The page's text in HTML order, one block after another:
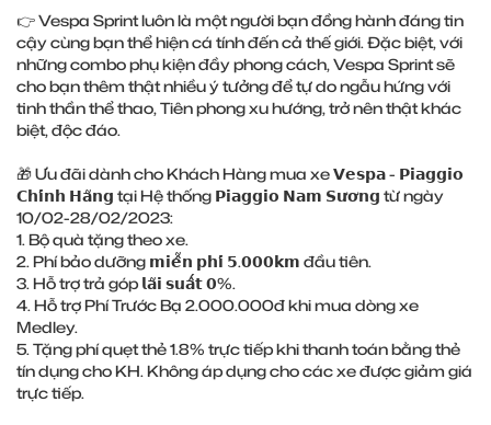
👉 Vespa Sprint luôn là một người bạn đồng hành đáng tin
cậy cùng bạn thể hiện cá tính đến cả thế giới. Đặc biệt, với
những combo phụ kiện đầy phong cách, Vespa Sprint sẽ
cho bạn thêm thật nhiều ý tưởng để tự do ngẫu hứng với
tinh thần thể thao, Tiên phong xu hướng, trở nên thật khác
biệt, độc đáo.
🎁 Ưu đãi dành cho Khách Hàng mua xe 𝗩𝗲𝘀𝗽𝗮 - 𝗣𝗶𝗮𝗴𝗴𝗶𝗼
𝗖𝗵𝗶́𝗻𝗵 𝗛𝗮̃𝗻𝗴 tại Hệ thống 𝗣𝗶𝗮𝗴𝗴𝗶𝗼 𝗡𝗮𝗺 𝗦𝘂̛𝗼̛𝗻𝗴 từ ngày
10/02-28/02/2023:
1. Bộ quà tặng theo xe.
2. Phí bảo dưỡng 𝗺𝗶𝗲̂̃𝗻 𝗽𝗵𝗶́ 𝟱.𝟬𝟬𝟬𝗸𝗺 đầu tiên.
3. Hỗ trợ trả góp 𝗹𝗮̃𝗶 𝘀𝘂𝗮̂́𝘁 𝟬%.
4. Hỗ trợ Phí Trước Bạ 2.000.000đ khi mua dòng xe
Medley.
5. Tặng phí quẹt thẻ 1.8% trực tiếp khi thanh toán bằng thẻ
tín dụng cho KH. Không áp dụng cho các xe được giảm giá
trực tiếp.